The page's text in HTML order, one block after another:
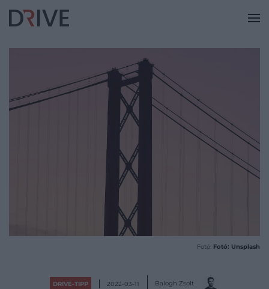
Fotó: Fotó: Unsplash
DRIVE-TIPP 2022-03-11 Balogh Zsolt